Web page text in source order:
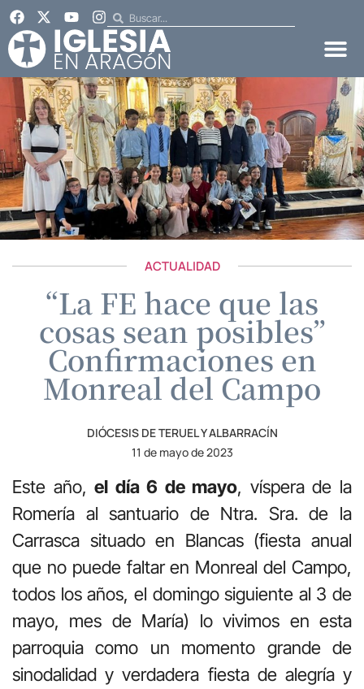
ACTUALIDAD
“La FE hace que las
cosas sean posibles”
Confirmaciones en
Monreal del Campo
DIÓCESIS DE TERUEL Y ALBARRACÍN
11 de mayo de 2023
Este año,el día 6 de mayo, víspera de la
Romería al santuario de Ntra. Sra. de la
Carrasca situado en Blancas (fiesta anual
que no puede faltar en Monreal del Campo,
todos los años, el domingo siguiente al 3 de
mayo, mes de María) lo vivimos en esta
parroquia como un momento grande de
sinodalidad y verdadera fiesta de alegría y